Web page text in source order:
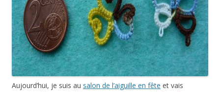
Aujourd’hui, je suis au salon de l’aiguille en fête et vais